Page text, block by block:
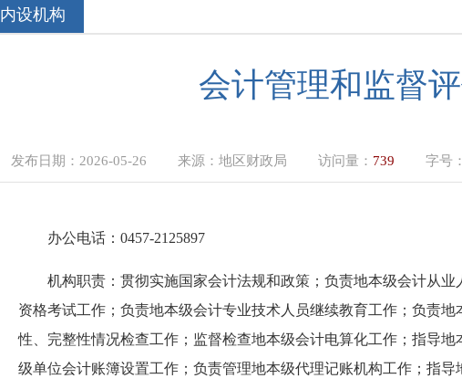
内设机构
会计管理和监督
发布日期： 2026-05-26 来源： 地区财政局 访问量： 739 字号：
办公电话： 0457-2125897
机构职责： 贯彻实施国家会计法规和政策；负责地本级会计从
资格考试工作；负责地本级会计专业技术人员继续教育工作；负责
性、完整性情况检查工作；监督检查地本级会计电算化工作；指导
级单位会计账簿设置工作；负责管理地本级代理记账机构工作；指